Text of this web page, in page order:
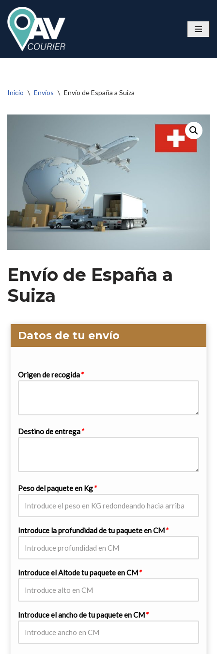
Saltar
al
contenido
Inicio \ Envíos \ Envío de España a Suiza
Envío de España a
Suiza
Datos de tu envío
Origen de recogida*
Destino de entrega*
Peso del paquete en Kg*
Introduce la profundidad de tu paquete en CM*
Introduce el Altode tu paquete en CM*
Introduce el ancho de tu paquete en CM*